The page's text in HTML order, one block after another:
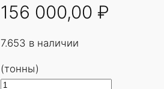
156 000,00 ₽
7.653 в наличии
(тонны)
К